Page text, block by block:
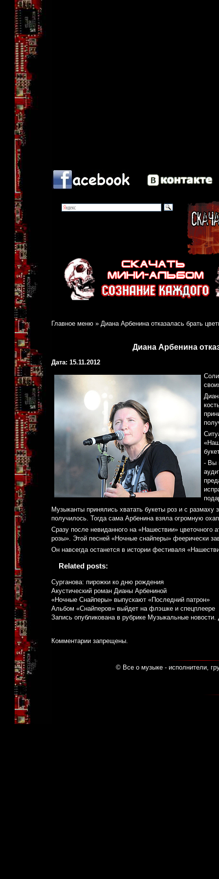
Главное меню » Диана Арбенина отказалась брать
Диана Арбенина
Дата: 15.11.2012
- Вы
Музыканты принялись хватать букеты роз и с
получилось. Тогда сама Арбенина взяла огромную
Сразу после невиданного на «Нашествии»
розы». Этой песней «Ночные снайперы» феерически
Он навсегда останется в истории фестиваля
Related posts:
Сурганова: пирожки ко дню рождения
Акустический роман Дианы Арбениной
«Ночные Снайперы» выпускают «Последний патрон»
Альбом «Снайперов» выйдет на флэшке и спецплеере
Запись опубликована в рубрике Музыкальные новости.
Комментарии запрещены.
© Все о музыке - исполнители,